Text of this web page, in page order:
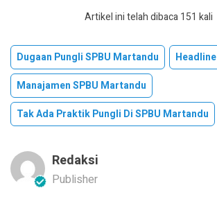
Artikel ini telah dibaca 151 kali
Dugaan Pungli SPBU Martandu
Headline
Manajamen SPBU Martandu
Tak Ada Praktik Pungli Di SPBU Martandu
Redaksi
Publisher